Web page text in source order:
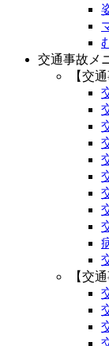
交通事故メ
【交
【交